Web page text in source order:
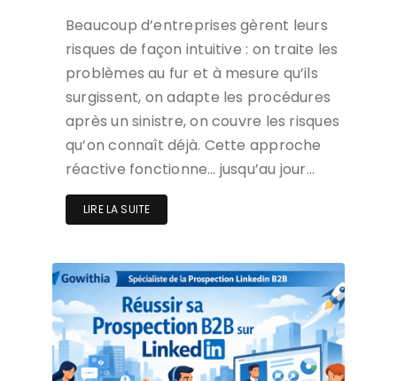
Beaucoup d’entreprises gèrent leurs
risques de façon intuitive : on traite les
problèmes au fur et à mesure qu’ils
surgissent, on adapte les procédures
après un sinistre, on couvre les risques
qu’on connaît déjà. Cette approche
réactive fonctionne… jusqu’au jour…
LIRE LA SUITE